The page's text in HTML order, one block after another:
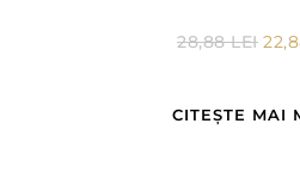
28,88LEI
CITEȘTE MAI